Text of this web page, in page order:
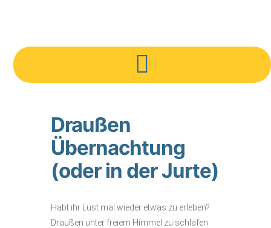
Draußen
Übernachtung
(oder in der Jurte)
Habt ihr Lust mal wieder etwas zu erleben?
Draußen unter freiem Himmel zu schlafen